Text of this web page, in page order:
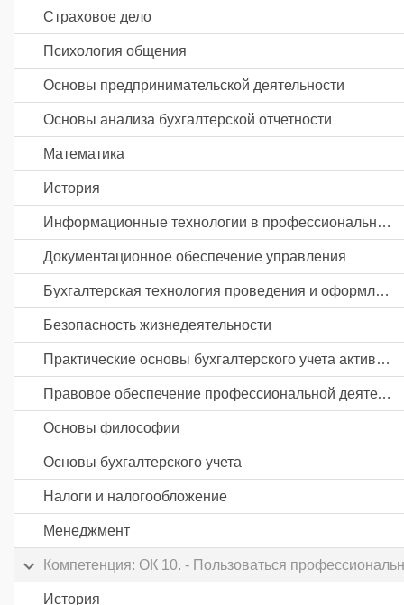
Страховое дело
Психология общения
Основы предпринимательской деятельности
Основы анализа бухгалтерской отчетности
Математика
История
Информационные технологии в профессиональной деятельности
Документационное обеспечение управления
Бухгалтерская технология проведения и оформления инвентаризации
Безопасность жизнедеятельности
Практические основы бухгалтерского учета активов организации
Правовое обеспечение профессиональной деятельности
Основы философии
Основы бухгалтерского учета
Налоги и налогообложение
Менеджмент
Компетенция: ОК 10. - Пользоваться
История